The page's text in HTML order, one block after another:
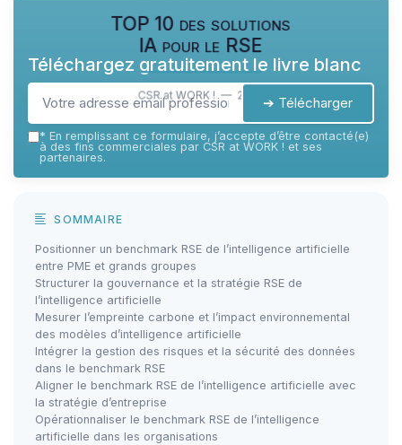
TOP 10 des solutions
IA pour le RSE
CSR at WORK ! — 2026
Téléchargez gratuitement le livre blanc
➔ Télécharger
* En remplissant ce formulaire, j’accepte d’être contacté(e)
à des fins commerciales par CSR at WORK ! et ses
partenaires.
SOMMAIRE
Positionner un benchmark RSE de l’intelligence artificielle
entre PME et grands groupes
Structurer la gouvernance et la stratégie RSE de
l’intelligence artificielle
Mesurer l’empreinte carbone et l’impact environnemental
des modèles d’intelligence artificielle
Intégrer la gestion des risques et la sécurité des données
dans le benchmark RSE
Aligner le benchmark RSE de l’intelligence artificielle avec
la stratégie d’entreprise
Opérationnaliser le benchmark RSE de l’intelligence
artificielle dans les organisations